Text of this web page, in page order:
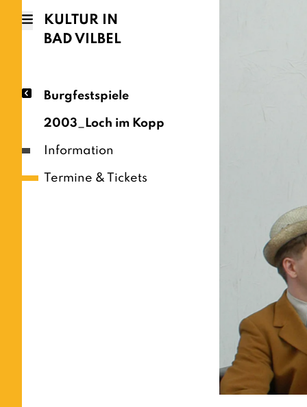
KULTUR IN
BAD VILBEL
Burgfestspiele
2003_Loch im Kopp
Information
Termine & Tickets